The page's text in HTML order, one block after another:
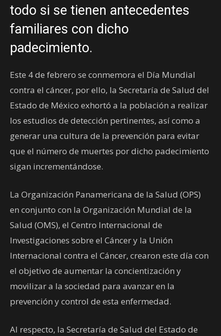
todo si se tienen antecedentes
familiares con dicho
padecimiento.
Este 4 de febrero se conmemora el Día Mundial
contra el cáncer, por ello, la Secretaría de Salud del
Estado de México exhortó a la población a realizar
los estudios de detección pertinentes, así como a
generar una cultura de la prevención para evitar
que el número de muertes por dicho padecimiento
sigan incrementándose.
La Organización Panamericana de la Salud (OPS)
en conjunto con la Organización Mundial de la
Salud (OMS), el Centro Internacional de
Investigaciones sobre el Cáncer y la Unión
Internacional contra el Cáncer, crearon este día con
el objetivo de aumentar la concientización y
movilizar a la sociedad para avanzar en la
prevención y control de esta enfermedad.
Al respecto, la Secretaría de Salud del Estado de